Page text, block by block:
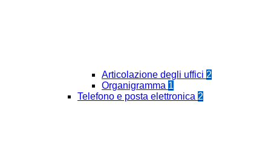
Articolazione degli uffici 2
Organigramma 1
Telefono e posta elettronica 2